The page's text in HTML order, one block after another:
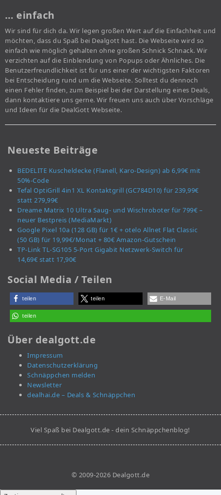
… einfach
Wir sind für dich da. Wir legen großen Wert auf die Einfachheit und
möchten, dass du Spaß bei Dealgott hast. Die Webseite wird so
einfach wie möglich gehalten ohne großen Schnick Schnack. Wir
verzichten auf die Einblendung von Popups oder Ähnliches. Die
Benutzerfreundlichkeit ist für uns einer der wichtigsten Faktoren
bei Entscheidung rund um die Webseite. Solltest du dennoch
einen Fehler finden, zum Beispiel bei der Darstellung eines Deals,
dann kontaktiere uns gerne. Wir freuen uns auch über Vorschläge
und Ideen für die DealGott Webseite.
Neueste Beiträge
BEDELITE Kuscheldecke (Flanell, Karo-Design) ab 6,99€ mit
50%-Code
Tefal OptiGrill 4in1 XL Kontaktgrill (GC784D10) für 239,99€
statt 279,99€
Dreame Matrix 10 Ultra Saug- und Wischroboter für 799€ –
neuer Bestpreis (MediaMarkt)
Google Pixel 10a (128 GB) für 1€ + otelo Allnet Flat Classic
(50 GB) für 19,99€/Monat + 80€ Amazon-Gutschein
TP-Link TL-SG105 5-Port Gigabit Netzwerk-Switch für
14,69€ statt 17,90€
Social Media / Teilen
teilen teilen E-Mail
teilen
Über dealgott.de
Impressum
Datenschutzerklärung
Schnäppchen melden
Newsletter
dealhai.de – Deals & Schnäppchen
Viel Spaß bei Dealgott.de - dein Schnäppchenblog!
© 2009-2026 Dealgott.de